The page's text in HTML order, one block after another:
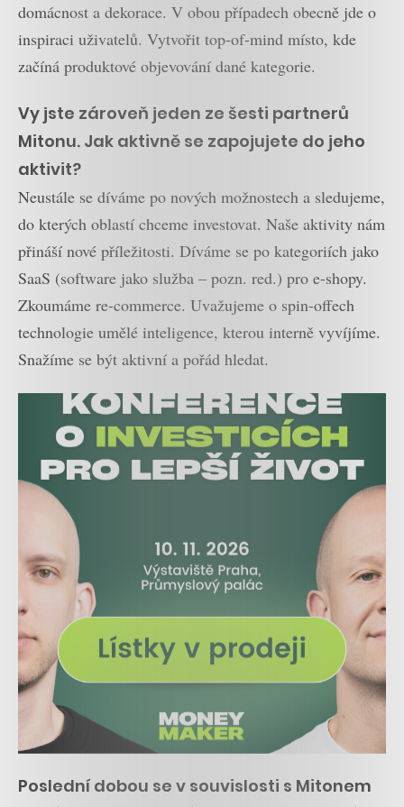
domácnost a dekorace. V obou případech obecně jde o
inspiraci uživatelů. Vytvořit top-of-mind místo, kde
začíná produktové objevování dané kategorie.
Vy jste zároveň jeden ze šesti partnerů
Mitonu. Jak aktivně se zapojujete do jeho
aktivit?
Neustále se díváme po nových možnostech a sledujeme,
do kterých oblastí chceme investovat. Naše aktivity nám
přináší nové příležitosti. Díváme se po kategoriích jako
SaaS (software jako služba – pozn. red.) pro e-shopy.
Zkoumáme re-commerce. Uvažujeme o spin-offech
technologie umělé inteligence, kterou interně vyvíjíme.
Snažíme se být aktivní a pořád hledat.
Poslední dobou se v souvislosti s Mitonem